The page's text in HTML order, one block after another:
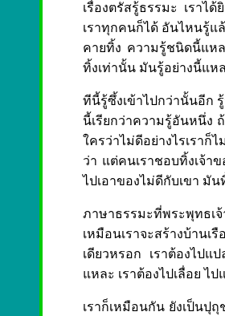
เรื่องตรัสรู้ธรรมะ เราไ
เราทุกคนก็ได้ อันไหนรู้แ
คายทิ้ง ความรู้ชนิดนี้แห
ทิ้งเท่านั้น มันรู้อย่างนี้แห
ทีนี้รู้ซึ้งเข้าไปกว่านั้นอีก
นี้เรียกว่าความรู้อันหนึ่ง
ใครว่าไม่ดีอย่างไรเราก็
ว่า แต่คนเราชอบทิ้งเจ้าข
ไปเอาของไม่ดีกับเขา มั
ภาษาธรรมะที่พระพุทธ
เหมือนเราจะสร้างบ้านเ
เดียวหรอก เราต้องไป
แหละ เราต้องไปเลื่อย ไ
เราก็เหมือนกัน ยังเป็นปุ